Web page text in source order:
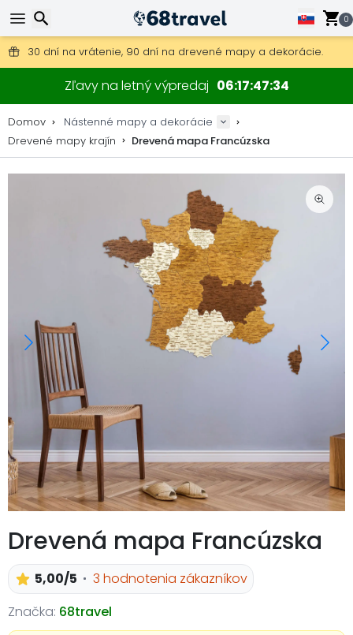
0
Poštovné zdarma na objednávky nad 49 €.
30 dní na vrátenie, 90 dní na drevené mapy a dekorácie.
Originálny výrobca máp a dekorácií.
Zľavy na letný výpredaj 06 17 47 33
Domov
Nástenné mapy a dekorácie
Drevené mapy krajín
Drevená mapa Francúzska
Drevená mapa Francúzska
5,00/5
3 hodnotenia zákazníkov
Značka: 68travel
Hľadať
Hľadať